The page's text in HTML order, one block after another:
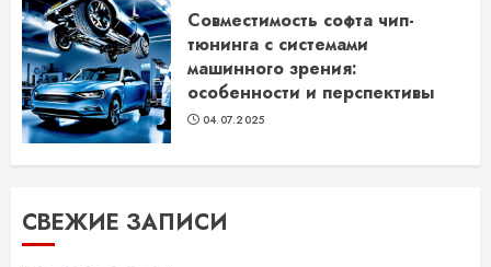
Совместимость софта чип-
тюнинга с системами
машинного зрения:
особенности и перспективы
04.07.2025
СВЕЖИЕ ЗАПИСИ